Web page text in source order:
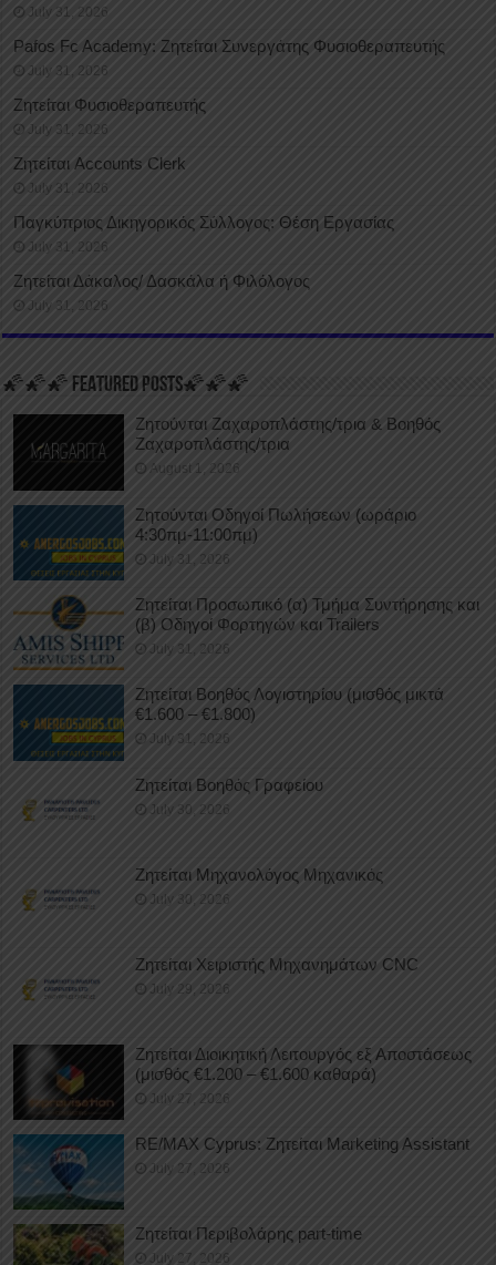
July 31, 2026
Pafos Fc Academy: Ζητείται Συνεργάτης Φυσιοθεραπευτής
July 31, 2026
Ζητείται Φυσιοθεραπευτής
July 31, 2026
Ζητείται Accounts Clerk
July 31, 2026
Παγκύπριος Δικηγορικός Σύλλογος: Θέση Εργασίας
July 31, 2026
Ζητείται Δάκαλος/ Δασκάλα ή Φιλόλογος
July 31, 2026
🌠🌠🌠 FEATURED POSTS🌠🌠🌠
Ζητούνται Ζαχαροπλάστης/τρια & Βοηθός
Ζαχαροπλάστης/τρια
August 1, 2026
Ζητούνται Οδηγοί Πωλήσεων (ωράριο
4:30πμ-11:00πμ)
July 31, 2026
Ζητείται Προσωπικό (α) Τμήμα Συντήρησης και
(β) Οδηγοί Φορτηγών και Trailers
July 31, 2026
Ζητείται Βοηθός Λογιστηρίου (μισθός μικτά
€1.600 – €1.800)
July 31, 2026
Ζητείται Βοηθός Γραφείου
July 30, 2026
Ζητείται Μηχανολόγος Μηχανικός
July 30, 2026
Ζητείται Χειριστής Μηχανημάτων CNC
July 29, 2026
Ζητείται Διοικητική Λειτουργός εξ Αποστάσεως
(μισθός €1.200 – €1.600 καθαρά)
July 27, 2026
RE/MAX Cyprus: Ζητείται Marketing Assistant
July 27, 2026
Ζητείται Περιβολάρης part-time
July 27, 2026